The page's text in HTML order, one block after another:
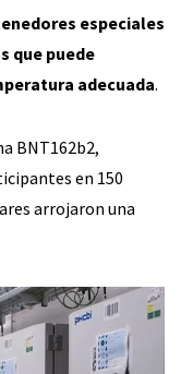
especiales
que puede
adecuada.
BNT162b2,
en 150
arrojaron una